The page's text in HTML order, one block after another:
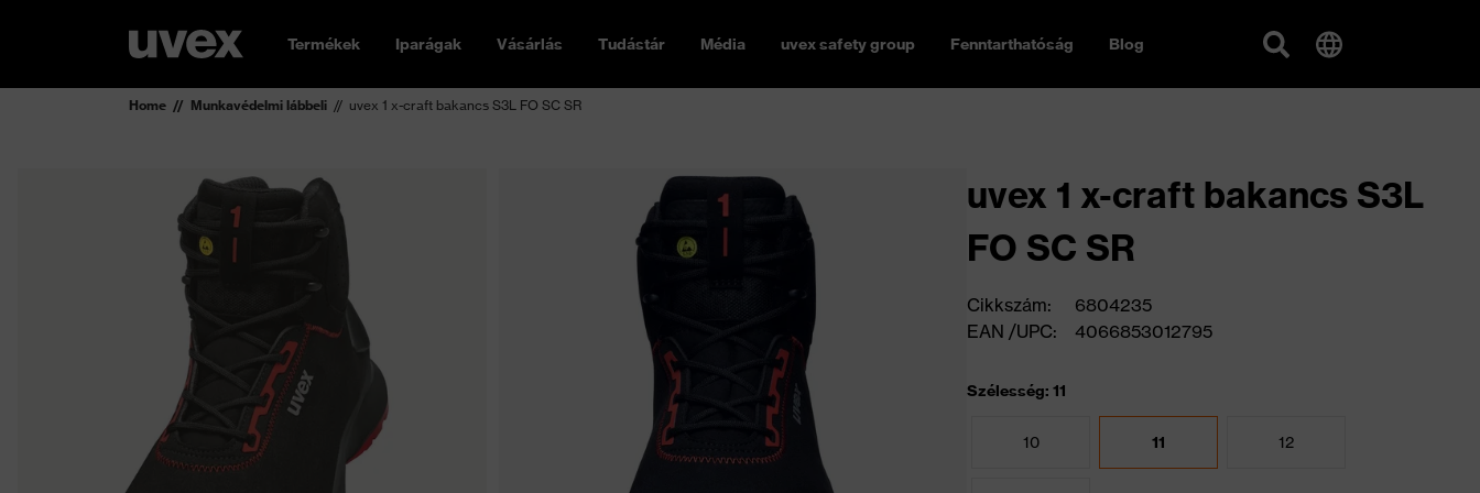
Termékek Iparágak Vásárlás Tudástár Média uvex safety group Fenntarthatóság Blog
Home Munkavédelmi lábbeli uvex 1 x-craft bakancs S3L FO SC SR
uvex 1 x-craft bakancs S3L
FO SC SR
Cikkszám:
6804235
EAN /UPC:
4066853012795
Szélesség: 11
10 11 12